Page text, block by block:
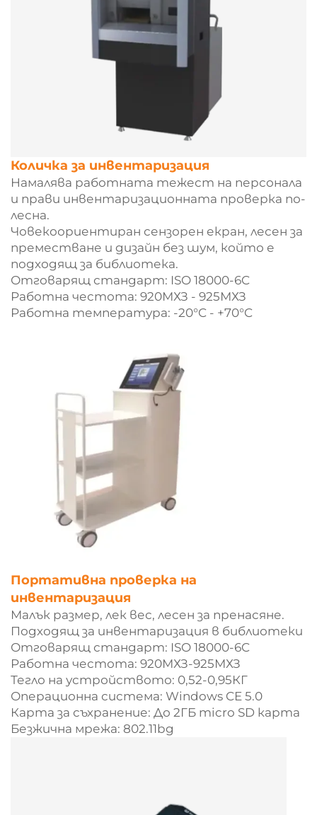
Количка за инвентаризация
Намалява работната тежест на персонала
и прави инвентаризационната проверка по-
лесна.
Човекоориентиран сензорен екран, лесен за
преместване и дизайн без шум, който е
подходящ за библиотека.
Отговарящ стандарт: ISO 18000-6C
Работна честота: 920МХЗ - 925МХЗ
Работна температура: -20°C - +70°C
Портативна проверка на
инвентаризация
Малък размер, лек вес, лесен за пренасяне.
Подходящ за инвентаризация в библиотеки
Отговарящ стандарт: ISO 18000-6C
Работна честота: 920МХЗ-925МХЗ
Тегло на устройството: 0,52-0,95КГ
Операционна система: Windows CE 5.0
Карта за съхранение: До 2ГБ micro SD карта
Безжична мрежа: 802.11bg